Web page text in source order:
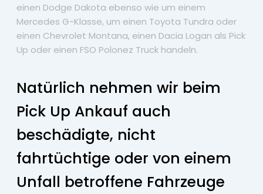
einen Dodge Dakota ebenso wie um einem
Mercedes G-Klasse, um einen Toyota Tundra oder
einen Chevrolet Montana, einen Dacia Logan als Pick
Up oder einen FSO Polonez Truck handeln.
Natürlich nehmen wir beim
Pick Up Ankauf auch
beschädigte, nicht
fahrtüchtige oder von einem
Unfall betroffene Fahrzeuge